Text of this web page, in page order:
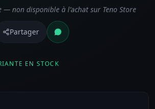
— non disponible à l’achat sur Teno Store
Partager
EN STOCK